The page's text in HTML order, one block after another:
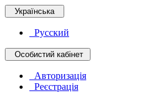
Українська
Русский
Особистий кабінет
Авторизація
Реєстрація